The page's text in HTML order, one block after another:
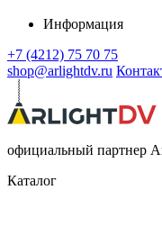
Информация
+7 (4212) 75 70 75
shop@arlightdv.ru
официальный партнер
Каталог